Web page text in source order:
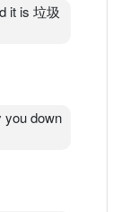
it is 垃圾
you down